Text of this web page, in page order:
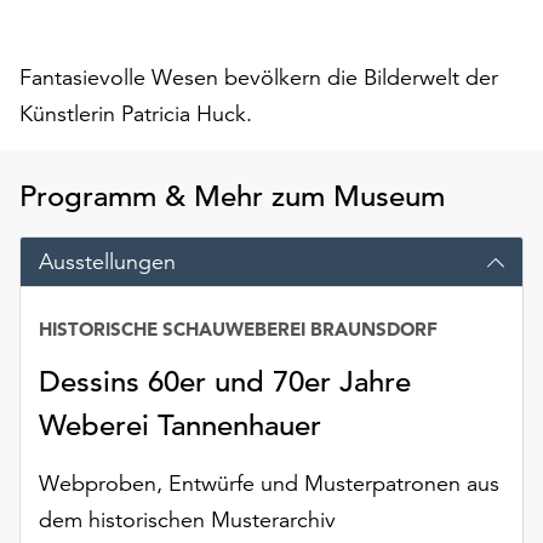
akzeptieren“,
um
zu
akzeptieren.
Sie
können
Einverständnis
ändern
und
widerrufen.
Dafür
steht
Ihnen
Fantasievolle Wesen bevölkern die Bilderwelt der
Künstlerin Patricia Huck.
Programm & Mehr zum Museum
Ausstellungen
Dessins 60er und 70er Jahre
Weberei Tannenhauer
HISTORISCHE SCHAUWEBEREI BRAUNSDORF
Webproben, Entwürfe und Musterpatronen aus
dem historischen Musterarchiv